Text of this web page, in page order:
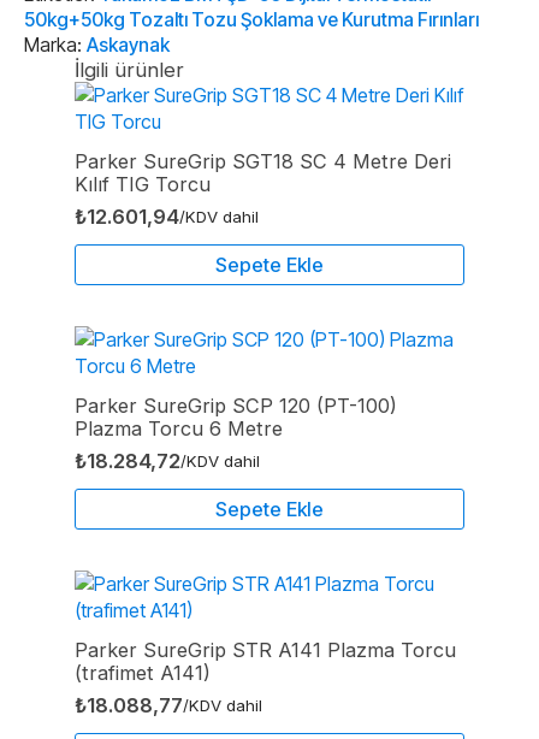
Tozu
Şoklama
ve
Kurutma
Fırınları
50kg+50kg Tozaltı Tozu Şoklama ve Kurutma Fırınları
Marka: Askaynak
İlgili ürünler
Parker SureGrip SGT18 SC 4 Metre Deri
Kılıf TIG Torcu
₺12.601,94/KDV dahil
Sepete Ekle
Parker SureGrip SCP 120 (PT-100)
Plazma Torcu 6 Metre
₺18.284,72/KDV dahil
Sepete Ekle
Parker SureGrip STR A141 Plazma Torcu
(trafimet A141)
₺18.088,77/KDV dahil